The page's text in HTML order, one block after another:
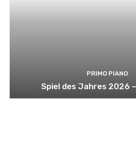
PRIMO PIANO
Spiel des Jahres 2026